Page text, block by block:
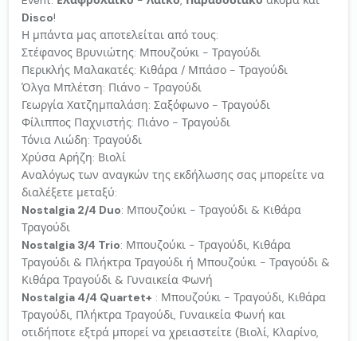
Disco!
Η μπάντα μας αποτελείται από τους:
Στέφανος Βρυνιώτης: Μπουζούκι - Τραγούδι
Περικλής Μαλακατές: Κιθάρα / Μπάσο - Τραγούδι
Όλγα Μπλέτση: Πιάνο - Τραγούδι
Γεωργία Χατζημπαλάση: Σαξόφωνο - Τραγούδι
Φίλιππος Παχνιστής: Πιάνο - Τραγούδι
Τόνια Λιώδη: Τραγούδι
Χρύσα Αρήζη: Βιολί
Αναλόγως των αναγκών της εκδήλωσης σας μπορείτε να
διαλέξετε μεταξύ:
Nostalgia 2/4 Duo: Μπουζούκι - Τραγούδι & Κιθάρα
Τραγούδι
Nostalgia 3/4 Trio: Μπουζούκι - Τραγούδι, Κιθάρα
Τραγούδι & Πλήκτρα Τραγούδι ή Μπουζούκι - Τραγούδι &
Κιθάρα Τραγούδι & Γυναικεία Φωνή
Nostalgia 4/4 Quartet+ : Μπουζούκι - Τραγούδι, Κιθάρα
Τραγούδι, Πλήκτρα Τραγούδι, Γυναικεία Φωνή και
οτιδήποτε εξτρά μπορεί να χρειαστείτε (Βιολί, Κλαρίνο,